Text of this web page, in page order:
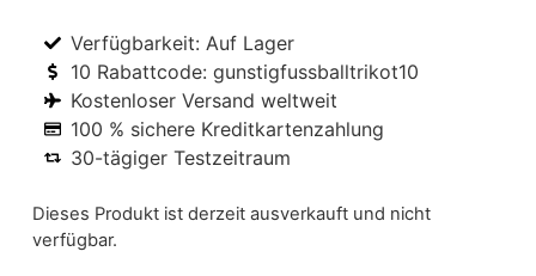
Verfügbarkeit: Auf Lager
10 Rabattcode: gunstigfussballtrikot10
Kostenloser Versand weltweit
100 % sichere Kreditkartenzahlung
30-tägiger Testzeitraum
Dieses Produkt ist derzeit ausverkauft und nicht
verfügbar.